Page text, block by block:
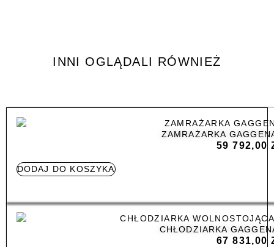
INNI OGLĄDALI RÓWNIEŻ
ZAMRAŻARKA
59 792,00
DODAJ DO KOSZYKA
CHŁODZIARKA
67 831,00